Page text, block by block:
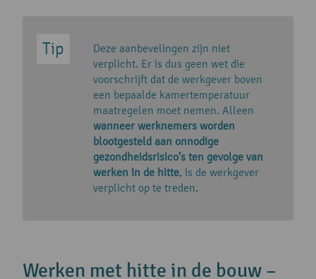
Deze aanbevelingen zijn niet
verplicht. Er is dus geen wet die
voorschrijft dat de werkgever boven
een bepaalde kamertemperatuur
maatregelen moet nemen. Alleen
wanneer werknemers worden
blootgesteld aan onnodige
gezondheidsrisico’s ten gevolge van
werken in de hitte, is de werkgever
verplicht op te treden.
Werken met hitte in de bouw –